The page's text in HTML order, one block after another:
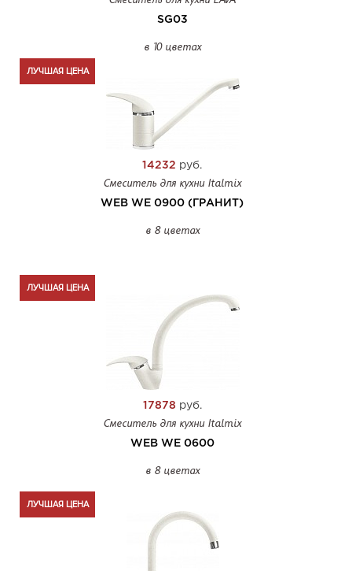
SG03
в 10 цветах
14232 руб.
Смеситель для кухни Italmix
WEB WE 0900 (ГРАНИТ)
в 8 цветах
ЛУЧШАЯ ЦЕНА
17878 руб.
Смеситель для кухни Italmix
WEB WE 0600
в 8 цветах
ЛУЧШАЯ ЦЕНА
ЛУЧШАЯ ЦЕНА